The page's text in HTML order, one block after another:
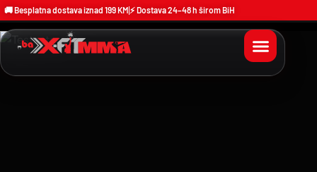
🚚 Besplatna dostava iznad 199 KM ⚡ Dostava 24–48 h širom BiH